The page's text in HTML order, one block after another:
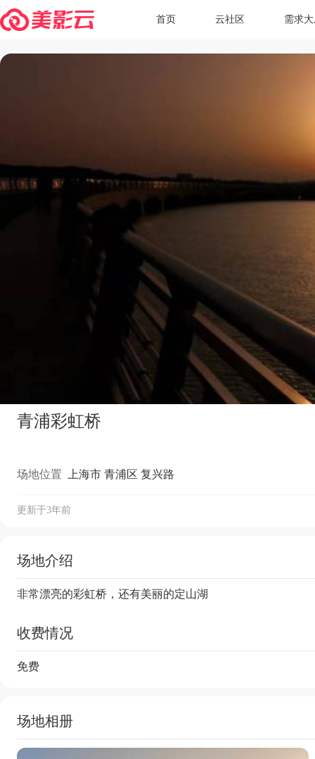
首页 云社区 需求
青浦彩虹桥
场地位置 上海市 青浦区 复兴路
更新于3年前
场地介绍
非常漂亮的彩虹桥，还有美丽的定山湖
收费情况
免费
场地相册